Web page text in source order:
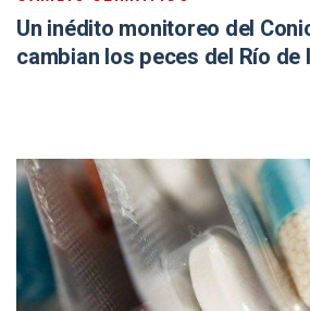
Un inédito monitoreo del
cambian los peces del Río de